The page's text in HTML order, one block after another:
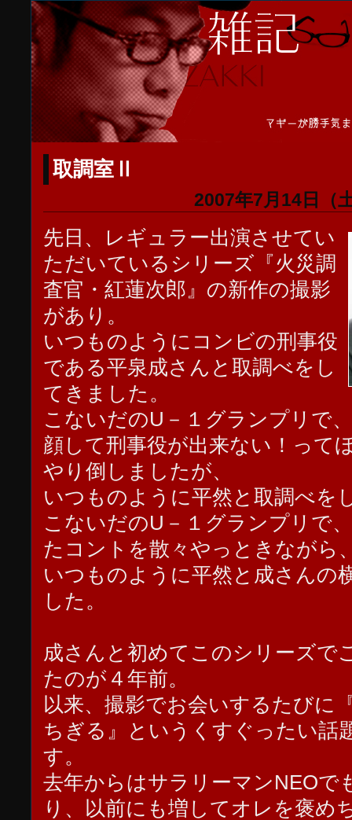
取調室Ⅱ
2007年7月14日（
先日、レギュラー出演させてい
ただいているシリーズ『火災調
査官・紅蓮次郎』の新作の撮影
があり。
いつものようにコンビの刑事役
である平泉成さんと取調べをし
てきました。
こないだのU－１グランプリで
顔して刑事役が出来ない！って
やり倒しましたが、
いつものように平然と取調べを
こないだのU－１グランプリで
たコントを散々やっときながら
いつものように平然と成さんの
した。
成さんと初めてこのシリーズで
たのが４年前。
以来、撮影でお会いするたびに
ちぎる』というくすぐったい話
す。
去年からはサラリーマンNEOで
り、以前にも増してオレを褒め